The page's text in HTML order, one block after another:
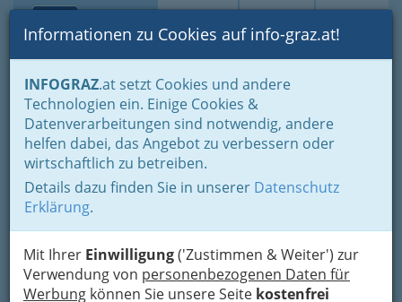
Suche Login Toggle
Informationen zu Cookies auf info-graz.at!
INFOGRAZ.at setzt Cookies und andere
Technologien ein. Einige Cookies &
Datenverarbeitungen sind notwendig, andere
helfen dabei, das Angebot zu verbessern oder
wirtschaftlich zu betreiben.
Details dazu finden Sie in unserer Datenschutz
Erklärung.
Mit Ihrer Einwilligung('Zustimmen & Weiter') zur
Verwendung von personenbezogenen Daten für
Werbung können Sie unsere Seite kostenfrei
Home Branchen
Bildung & Weiterbildung
Allgemeinbildende Höhere Schulen Graz - AHS Graz
BG und BRG Carnerigasse
Carnerigasse 32, 8010 Graz
+43 316 683 433
+43 316 683 433 - 4
Direktorin: Dr. Mag. Barbara Kohlbacher